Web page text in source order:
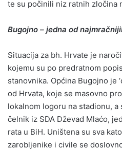
te su počinili niz ratnih zločina
Bugojno – jedna od
Situacija za bh. Hrvate je
kojemu su po predratnom
stanovnika. Općina Bugojno je
od Hrvata, koje se masovno
lokalnom logoru na stadionu,
čelnik iz SDA Dževad Mlaćo,
rata u BiH. Uništena su sva
zarobljenike i civile se